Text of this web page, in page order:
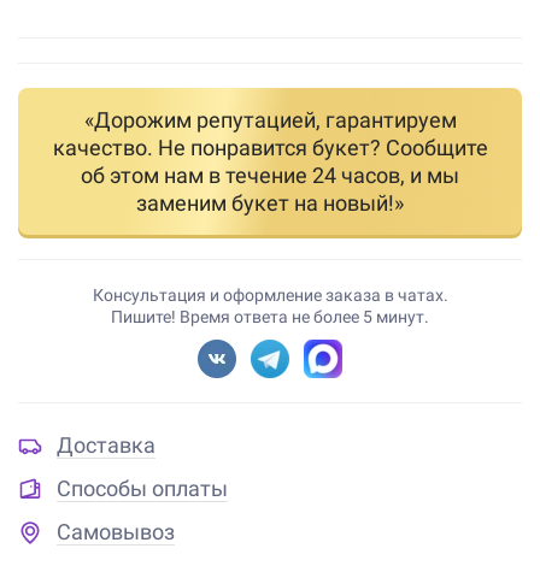
«Дорожим репутацией, гарантируем
качество. Не понравится букет? Сообщите
об этом нам в течение 24 часов, и мы
заменим букет на новый!»
Консультация и оформление заказа в чатах.
Пишите! Время ответа не более 5 минут.
Доставка
Способы оплаты
Самовывоз